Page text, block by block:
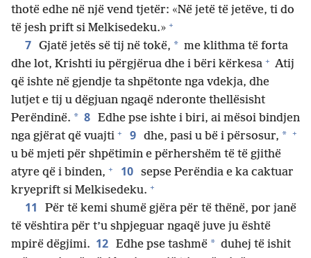
thotë edhe në një vend tjetër: «Në jetë të jetëve, ti do
të jesh prift si Melkisedeku.» +
7 Gjatë jetës së tij në tokë, * me klithma të forta
dhe lot, Krishti iu përgjërua dhe i bëri kërkesa + Atij
që ishte në gjendje ta shpëtonte nga vdekja, dhe
lutjet e tij u dëgjuan ngaqë nderonte thellësisht
Perëndinë. * 8 Edhe pse ishte i biri, ai mësoi bindjen
nga gjërat që vuajti + 9 dhe, pasi u bë i përsosur, * +
u bë mjeti për shpëtimin e përhershëm të të gjithë
atyre që i binden, + 10 sepse Perëndia e ka caktuar
kryeprift si Melkisedeku. +
11
Për të kemi shumë gjëra për të thënë, por janë
të vështira për t’u shpjeguar ngaqë juve ju është
mpirë dëgjimi. 12 Edhe pse tashmë * duhej të ishit